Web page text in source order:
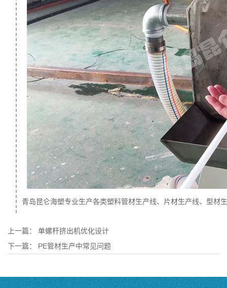
青岛昆仑海塑专业生产各类塑料管材生产线、 片材生产线、型材
上一篇： 单螺杆挤出机优化设计
下一篇： PE管材生产中常见问题